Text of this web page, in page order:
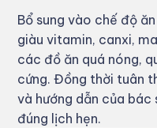
Bổ sung vào chế độ
giàu vitamin, canxi,
các đồ ăn quá nóng,
cứng. Đồng thời tuân
và hướng dẫn của
đúng lịch hẹn.